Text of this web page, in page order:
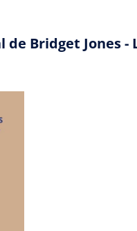
Bridget Jones